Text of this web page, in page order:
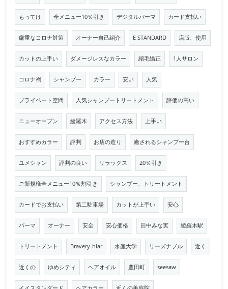
もってけ 全メニュー10％引き デジタルパーマ カード支払い
厳重なコロナ対策 オーナー自己紹介 E STANDARD 店版、使用
カットの上手い ダメージレスなカラー 縮毛矯正 1人サロン
コロナ禍 シャンプー カラー 安い 人気
プライベート空間 人気シャンプートリートメント 評価の高い
ニューオープン 綾羅木 アクセス方法 上手い
おすすめカラー 評判 お店の造り 癒されるシャンプー台
ユメシャン 評判の良い リラックス 20％引き
ご新規様全メニュー10％割引き シャンプー、トリートメント
カードでお支払い 第二駐車場 カットが上手い 安心
パーマ オーナー 安全 安心価格 田中みな実 綾羅木駅
トリートメント Bravery-hiar 水産大学 リーズナブル 近く
近くの ゆめシティ ヘアオイル 豊田町 seesaw